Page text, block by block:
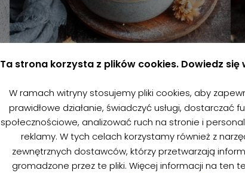
BEZGLUTENOWE PĄCZKI JOGURTOWE
autorKasia | BezBez 2 lutego 2024
Ta strona korzysta z plików cookies. Dowiedz się
W ramach witryny stosujemy pliki cookies, aby
prawidłowe działanie, świadczyć usługi, dostarczać
społecznościowe, analizować ruch na stronie i
reklamy. W tych celach korzystamy również z
zewnętrznych dostawców, którzy przetwarzają
gromadzone przez te pliki. Więcej informacji na ten